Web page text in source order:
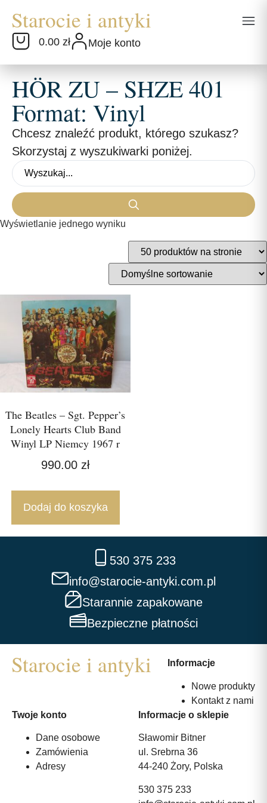
0.00 zł Moje konto
HÖR ZU – SHZE 401
Format: Vinyl
Chcesz znaleźć produkt, którego szukasz?
Skorzystaj z wyszukiwarki poniżej.
Wyświetlanie jednego wyniku
The Beatles – Sgt. Pepper’s
Lonely Hearts Club Band
Winyl LP Niemcy 1967 r
990.00 zł
Dodaj do koszyka
530 375 233
info@starocie-antyki.com.pl
Starannie zapakowane
Bezpieczne płatności
Informacje
Nowe produkty
Kontakt z nami
Twoje konto
Dane osobowe
Zamówienia
Adresy
Informacje o sklepie
Sławomir Bitner
ul. Srebrna 36
44-240 Żory, Polska
530 375 233